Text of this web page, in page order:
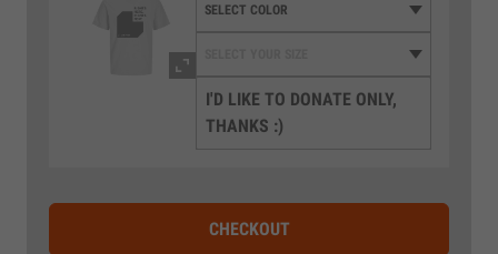
I'D LIKE TO DONATE ONLY,
THANKS :)
CHECKOUT